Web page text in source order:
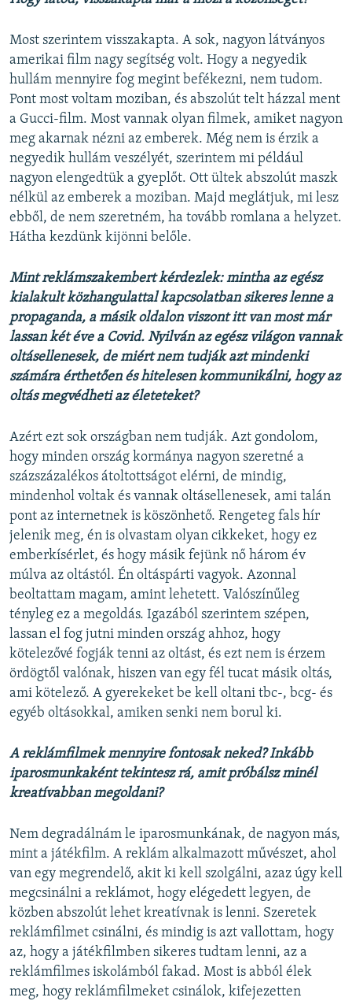
Most szerintem visszakapta. A sok, nagyon látványos
amerikai film nagy segítség volt. Hogy a negyedik
hullám mennyire fog megint befékezni, nem tudom.
Pont most voltam moziban, és abszolút telt házzal ment
a Gucci-film. Most vannak olyan filmek, amiket nagyon
meg akarnak nézni az emberek. Még nem is érzik a
negyedik hullám veszélyét, szerintem mi például
nagyon elengedtük a gyeplőt. Ott ültek abszolút maszk
nélkül az emberek a moziban. Majd meglátjuk, mi lesz
ebből, de nem szeretném, ha tovább romlana a helyzet.
Hátha kezdünk kijönni belőle.
Mint reklámszakembert kérdezlek: mintha az egész
kialakult közhangulattal kapcsolatban sikeres lenne a
propaganda, a másik oldalon viszont itt van most már
lassan két éve a Covid. Nyilván az egész világon vannak
oltásellenesek, de miért nem tudják azt mindenki
számára érthetően és hitelesen kommunikálni, hogy az
oltás megvédheti az életeteket?
Azért ezt sok országban nem tudják. Azt gondolom,
hogy minden ország kormánya nagyon szeretné a
százszázalékos átoltottságot elérni, de mindig,
mindenhol voltak és vannak oltásellenesek, ami talán
pont az internetnek is köszönhető. Rengeteg fals hír
jelenik meg, én is olvastam olyan cikkeket, hogy ez
emberkísérlet, és hogy másik fejünk nő három év
múlva az oltástól. Én oltáspárti vagyok. Azonnal
beoltattam magam, amint lehetett. Valószínűleg
tényleg ez a megoldás. Igazából szerintem szépen,
lassan el fog jutni minden ország ahhoz, hogy
kötelezővé fogják tenni az oltást, és ezt nem is érzem
ördögtől valónak, hiszen van egy fél tucat másik oltás,
ami kötelező. A gyerekeket be kell oltani tbc-, bcg- és
egyéb oltásokkal, amiken senki nem borul ki.
A reklámfilmek mennyire fontosak neked? Inkább
iparosmunkaként tekintesz rá, amit próbálsz minél
kreatívabban megoldani?
Nem degradálnám le iparosmunkának, de nagyon más,
mint a játékfilm. A reklám alkalmazott művészet, ahol
van egy megrendelő, akit ki kell szolgálni, azaz úgy kell
megcsinálni a reklámot, hogy elégedett legyen, de
közben abszolút lehet kreatívnak is lenni. Szeretek
reklámfilmet csinálni, és mindig is azt vallottam, hogy
az, hogy a játékfilmben sikeres tudtam lenni, az a
reklámfilmes iskolámból fakad. Most is abból élek
meg, hogy reklámfilmeket csinálok, kifejezetten